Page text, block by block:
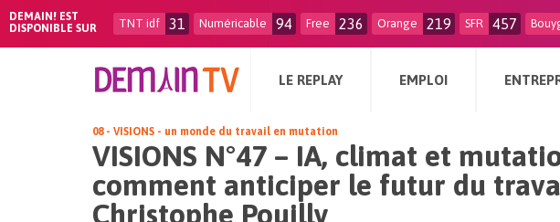
DEMAIN! EST
DISPONIBLE SUR
TNT idf 31 Numéricable 94 Free 236 Orange 219 SFR 457
LE REPLAY EMPLOI
08 - VISIONS - un monde du travail en mutation
VISIONS N°47 – IA, climat et
comment anticiper le futur du
Christophe Pouilly